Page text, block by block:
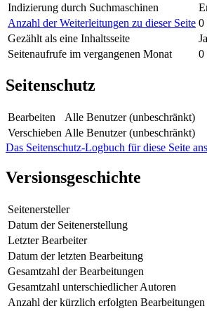
Indizierung durch Suchmaschinen
Anzahl der Weiterleitungen zu dieser Seite 0
Gezählt als eine Inhaltsseite
Ja
Seitenaufrufe im vergangenen Monat
0
Seitenschutz
Bearbeiten
Alle Benutzer (unbeschränkt)
Verschieben Alle Benutzer (unbeschränkt)
Das Seitenschutz-Logbuch für diese Seite
Versionsgeschichte
Seitenersteller
Datum der Seitenerstellung
Letzter Bearbeiter
Datum der letzten Bearbeitung
Gesamtzahl der Bearbeitungen
Gesamtzahl unterschiedlicher Autoren
Anzahl der kürzlich erfolgten